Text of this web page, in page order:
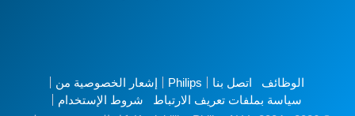
الوظائف اتصل بنا Philips
إشعار الخصوصية من
سياسة بملفات تعريف الارتباط
شروط الإستخدام